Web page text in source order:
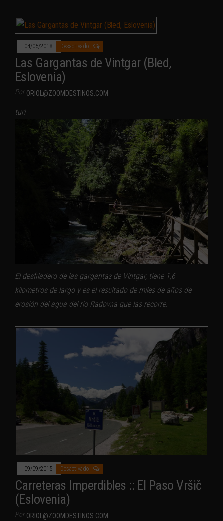
04/05/2018 Desactivado
Las Gargantas de Vintgar (Bled,
Eslovenia)
Por ORIOL@ZOOMDESTINOS.COM
turi
El desfiladero de las gargantas de Vintgar, tiene 1,6
kilometros de largo y es el resultado de miles de años de
erosión del agua del río Radovna que las recorre.
09/09/2015 Desactivado
Carreteras Imperdibles :: El Paso Vršič
(Eslovenia)
Por ORIOL@ZOOMDESTINOS.COM